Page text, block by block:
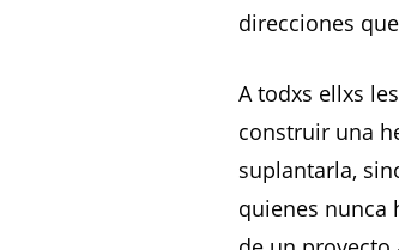
direcciones
A todxs ellxs
construir una
suplantarla,
quienes nunca